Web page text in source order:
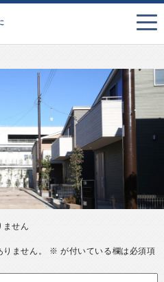
ません
ません。
※ が付いている欄は必須項